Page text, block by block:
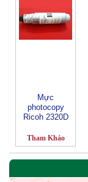
Mực
photocopy
Ricoh 2320D
Tham Khảo